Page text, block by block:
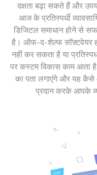
दक्षता बढ़ा सकते हैं और
आज के प्रतिस्पर्धी
डिजिटल समाधान होने से
है। ऑफ-द-शेल्फ सॉफ़्टवेयर
नहीं कर सकता है या
पर कस्टम विकास काम आता
का पता लगाएंगे और यह
प्रदान करके आपके